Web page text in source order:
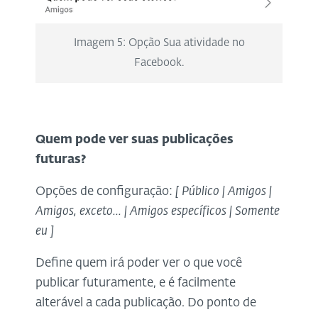
Imagem 5: Opção Sua atividade no
Facebook.
Quem pode ver suas publicações
futuras?
Opções de configuração: [ Público | Amigos |
Amigos, exceto... | Amigos específicos | Somente
eu ]
Define quem irá poder ver o que você
publicar futuramente, e é facilmente
alterável a cada publicação. Do ponto de